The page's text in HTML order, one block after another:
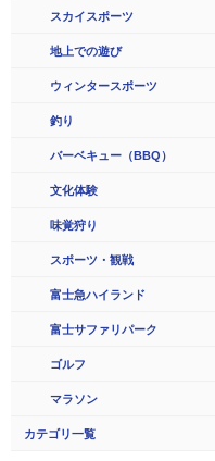
スカイスポーツ
地上での遊び
ウィンタースポーツ
釣り
バーベキュー（BBQ）
文化体験
味覚狩り
スポーツ・観戦
富士急ハイランド
富士サファリパーク
ゴルフ
マラソン
カテゴリ一覧